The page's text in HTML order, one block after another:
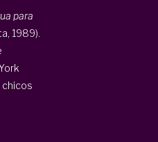
para
1989).
chicos